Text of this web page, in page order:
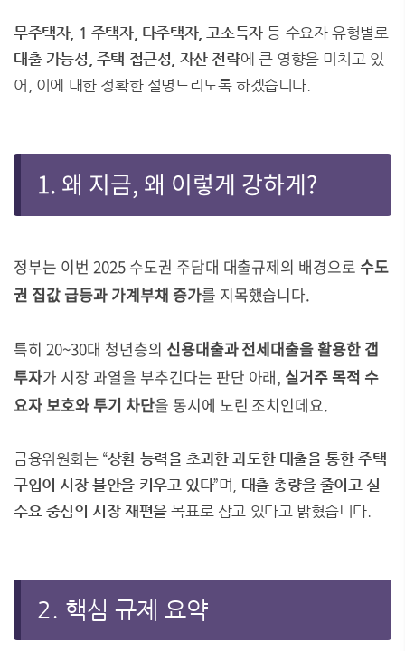
무주택자, 1 주택자, 다주택자, 고소득자등 수요자 유형별로
대출 가능성, 주택 접근성, 자산 전략에 큰 영향을 미치고 있
어, 이에 대한 정확한 설명드리도록 하겠습니다.
1. 왜 지금, 왜 이렇게 강하게?
정부는 이번 2025 수도권 주담대 대출규제의 배경으로 수도
권 집값 급등과 가계부채 증가를 지목했습니다.
특히 20~30대 청년층의 신용대출과 전세대출을 활용한 갭
투자가 시장 과열을 부추긴다는 판단 아래, 실거주 목적 수
요자 보호와 투기 차단을 동시에 노린 조치인데요.
금융위원회는 “상환 능력을 초과한 과도한 대출을 통한 주택
구입이 시장 불안을 키우고 있다”며, 대출 총량을 줄이고 실
수요 중심의 시장 재편을 목표로 삼고 있다고 밝혔습니다.
2. 핵심 규제 요약